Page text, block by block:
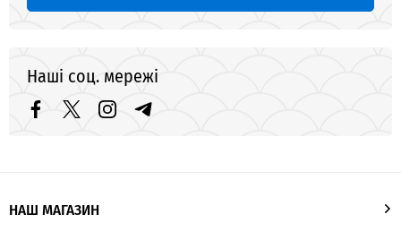
Наші соц. мережі
НАШ МАГАЗИН